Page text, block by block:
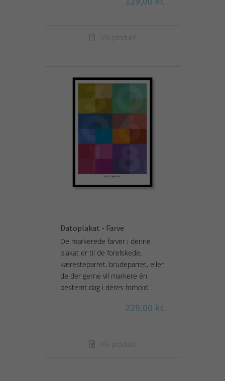
Vis produkt
Datoplakat - Farve
De markerede farver i denne
plakat er til de forelskede,
kæresteparret, brudeparret, eller
de der gerne vil markere én
bestemt dag i deres forhold.
229,00 kr.
Vis produkt